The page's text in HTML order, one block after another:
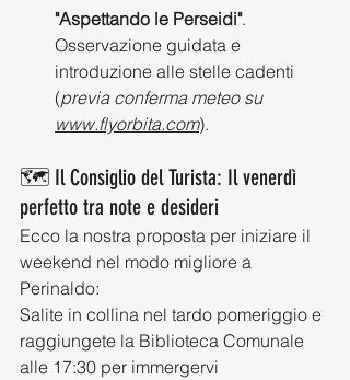
"Aspettando le Perseidi".
Osservazione guidata e
introduzione alle stelle cadenti
(previa conferma meteo su
www.flyorbita.com).
🗺️ Il Consiglio del Turista: Il venerdì
perfetto tra note e desideri
Ecco la nostra proposta per iniziare il
weekend nel modo migliore a
Perinaldo:
Salite in collina nel tardo pomeriggio e
raggiungete la Biblioteca Comunale
alle 17:30 per immergervi